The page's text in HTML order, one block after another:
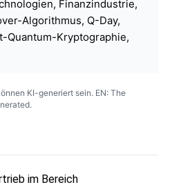
Finanzindustrie,
Algorithmus, Q-Day,
Quantum-Kryptographie,
KI-generiert sein. EN: The
im Bereich